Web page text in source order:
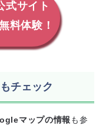
式サイト
料体験！
チェック
マップの情報 も参